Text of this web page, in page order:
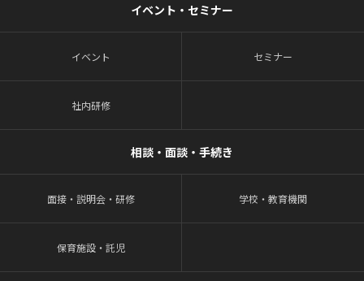
イベント・セミナー
イベント セミナー
社内研修
相談・面談・手続き
面接・説明会・研修 学校・教育機関
保育施設・託児